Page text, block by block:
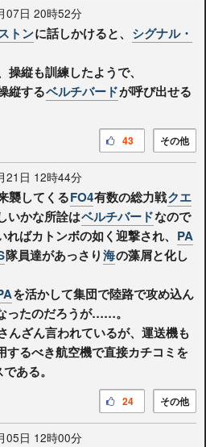
07日 20時52分
トンに話しかけると、 シグナル・
操縦も訓練したようで、
縦するベルチバードが呼び出せる
その他
43
21日 12時44分
襲してくるFO4有数の総力戦クエ
かな所詮はベルチバードなので
ばカトンボの如く迎撃され、 PA
隊員達があっさり海の藻屑と化し
を活かして集団で陸路で攻め込ん
ったのだろうが……。
んざん言われているが、運送機も
するべき航空機で直接カチコミを
ある。
その他
24
05日 12時00分